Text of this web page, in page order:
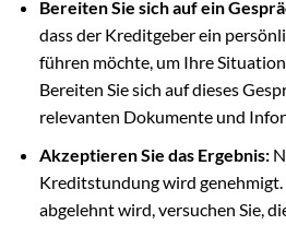
Bereiten Sie sich auf ein
dass der Kreditgeber ein
führen möchte, um Ihre
Bereiten Sie sich auf dieses
relevanten Dokumente und
Akzeptieren Sie das Ergebnis:
Kreditstundung wird
abgelehnt wird, versuchen Sie,